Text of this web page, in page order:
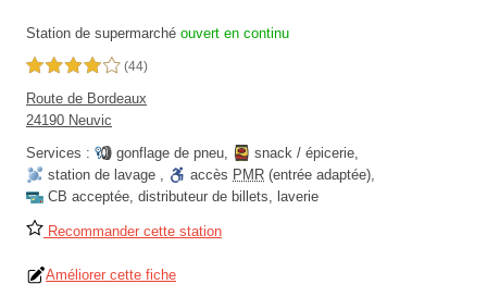
Station de supermarché ouvert en continu
4,0 étoiles sur 5 (44)
Route de Bordeaux
24190 Neuvic
Services :
gonflage de pneu, snack / épicerie,
station de lavage , accès PMR (entrée adaptée),
CB acceptée, distributeur de billets, laverie
Recommander cette station
Améliorer cette fiche